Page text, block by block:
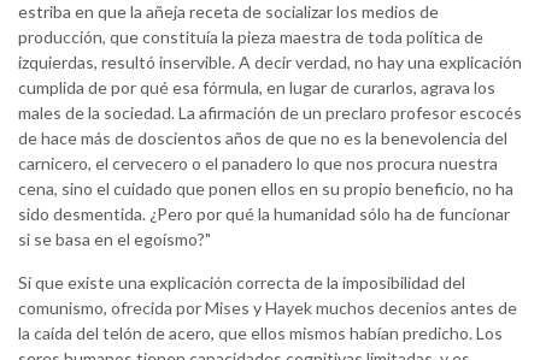
estriba en que la añeja receta de socializar los medios de
producción, que constituía la pieza maestra de toda política de
izquierdas, resultó inservible. A decir verdad, no hay una explicación
cumplida de por qué esa fórmula, en lugar de curarlos, agrava los
males de la sociedad. La afirmación de un preclaro profesor escocés
de hace más de doscientos años de que no es la benevolencia del
carnicero, el cervecero o el panadero lo que nos procura nuestra
cena, sino el cuidado que ponen ellos en su propio beneficio, no ha
sido desmentida. ¿Pero por qué la humanidad sólo ha de funcionar
si se basa en el egoísmo?"
Sí que existe una explicación correcta de la imposibilidad del
comunismo, ofrecida por Mises y Hayek muchos decenios antes de
la caída del telón de acero, que ellos mismos habían predicho. Los